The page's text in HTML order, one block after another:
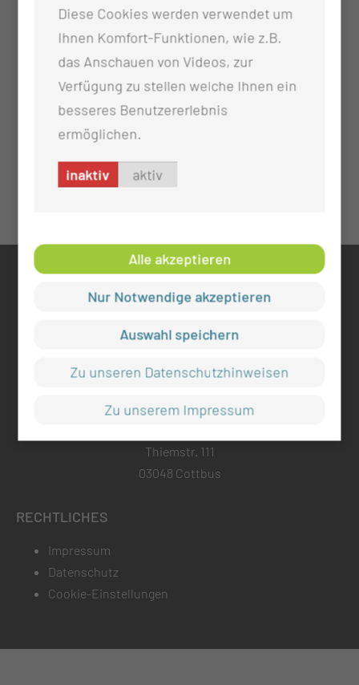
info@mul-ct.de
ADRESSE
Thiemstr. 111
03048 Cottbus
RECHTLICHES
Impressum
Datenschutz
Cookie-Einstellungen
Diese Cookies werden verwendet um
Ihnen Komfort-Funktionen, wie z.B.
das Anschauen von Videos, zur
Verfügung zu stellen welche Ihnen ein
besseres Benutzererlebnis
ermöglichen.
inaktiv aktiv
Alle akzeptieren
Nur Notwendige akzeptieren
Auswahl speichern
Zu unseren Datenschutzhinweisen
Zu unserem Impressum